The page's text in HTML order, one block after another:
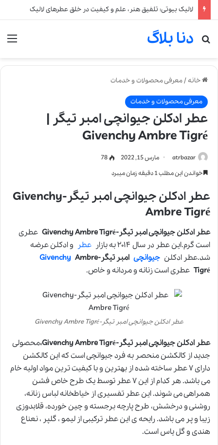
لالیک بیوتی: تلفیق هنر، علم و کیفیت در خلق عطرهای لالیک
دنا بلاگ
جستجو برای
خانه/معرفی محصولات و خدمات
معرفی محصولات و خدمات
عطر ادکلن جیوانچی امبر تیگر |
Givenchy Ambre Tigré
atrbazar مارس 15, 2022
78
خواندن این مطلب 1 دقیقه زمان میبرد
عطر ادکلن جیوانچی امبر تیگر-Givenchy
Ambre Tigré
عطر ادکلن جیوانچی امبر تیگر-Givenchy Ambre Tigré
عطری
است گرم.این عطر در سال ۲۰۱۴ به بازار
عطر و ادکلن عرضه
شد.عطر ادکلن جیوانچی امبر تیگر- Givenchy Ambre
Tigré عطری است زنانه و مردانه و خاص.
عطر ادکلن جیوانچی امبر تیگر-Givenchy Ambre Tigré
عطر ادکلن جیوانچی امبر تیگر-Givenchy Ambre Tigré،
محصولی
جدید از کالکشن منحصر به فرد جیوانچی است که این کالکشن
دارای ۷ عطر ساخته شده از بهترین و با کیفیت ترین مواد اولیه خام
می باشد. هر کدام از این ۷ عطر توسط یک طرح خاص فشن
همراهی می شوند. این عطر تفسیری از خیاطخانه لباس زنانه،
روشنی و درخشش، طرح پارچه برجسته و چین خورده، قلابدوزی
زیبا و پر می باشد. رایحه ی این عطر ترکیبی از لیمو ، گلپر ، نعناع
هندی و گل یاس است.